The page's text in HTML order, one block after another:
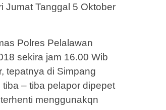
Jumat Tanggal 5 Oktober
Polres Pelalawan
sekira jam 16.00 Wib
tepatnya di Simpang
– tiba pelapor dipepet
menggunakqn